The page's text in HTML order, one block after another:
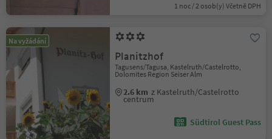
1 noc / 2 osob(y) Včetně DPH
Na vyžádání
Planitzhof
Tagusens/Tagusa, Kastelruth/Castelrotto,
Dolomites Region Seiser Alm
2.6 km z Kastelruth/Castelrotto
centrum
Südtirol Guest Pass